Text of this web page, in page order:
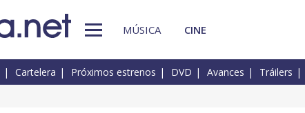
MÚSICA CINE
Cartelera Próximos estrenos DVD Avances Tráilers